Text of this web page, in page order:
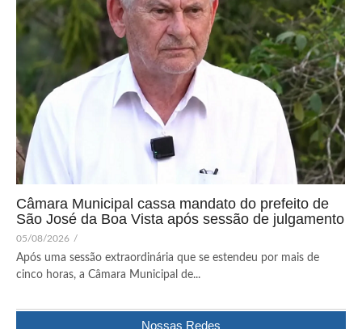
Câmara Municipal cassa mandato do prefeito de
São José da Boa Vista após sessão de julgamento
05/08/2026 /
Após uma sessão extraordinária que se estendeu por mais de
cinco horas, a Câmara Municipal de...
Nossas Redes